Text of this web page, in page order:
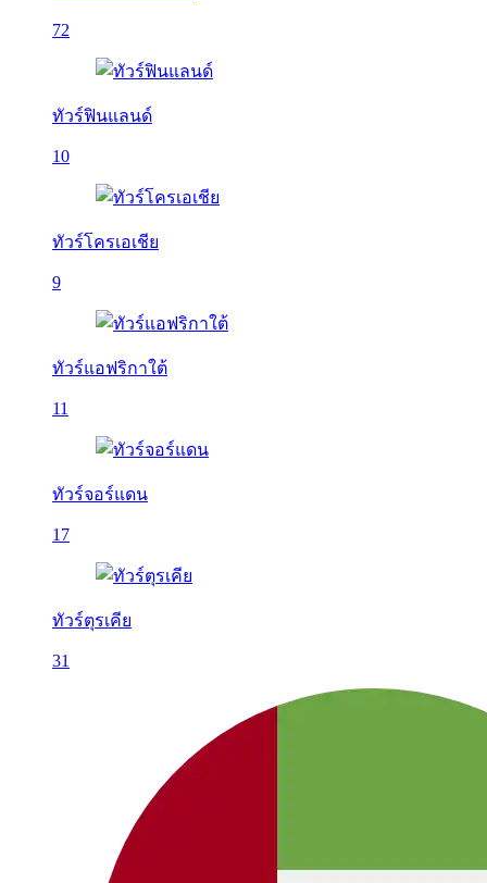
72
ทัวร์ฟินแลนด์
10
ทัวร์โครเอเชีย
9
ทัวร์แอฟริกาใต้
11
ทัวร์จอร์แดน
17
ทัวร์ตุรเคีย
31